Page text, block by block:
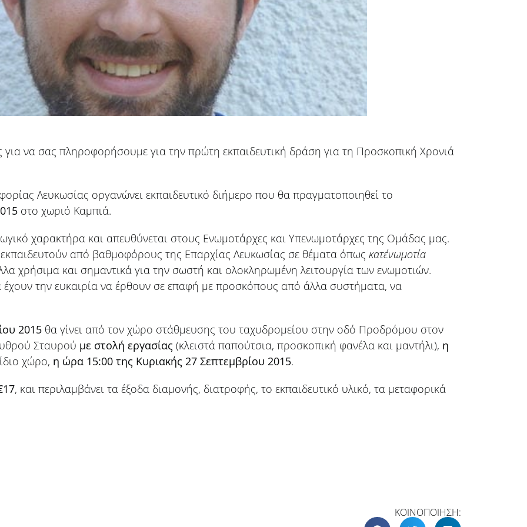
να σας πληροφορήσουμε για την πρώτη εκπαιδευτική δράση για τη Προσκοπική Χρονιά
Λευκωσίας οργανώνει εκπαιδευτικό διήμερο που θα πραγματοποιηθεί το
στο χωριό Καμπιά.
χαρακτήρα και απευθύνεται στους Ενωμοτάρχες και Υπενωμοτάρχες της Ομάδας μας.
από βαθμοφόρους της Επαρχίας Λευκωσίας σε θέματα όπως κατ΄ενωμοτία
χρήσιμα και σημαντικά για την σωστή και ολοκληρωμένη λειτουργία των ενωμοτιών.
την ευκαιρία να έρθουν σε επαφή με προσκόπους από άλλα συστήματα, να
2015 θα γίνει από τον χώρο στάθμευσης του ταχυδρομείου στην οδό Προδρόμου στον
Σταυρού με στολή εργασίας (κλειστά παπούτσια, προσκοπική φανέλα και μαντήλι), η
χώρο, η ώρα 15:00 της Κυριακής 27 Σεπτεμβρίου 2015.
, και περιλαμβάνει τα έξοδα διαμονής, διατροφής, το εκπαιδευτικό υλικό, τα μεταφορικά
ΚΟΙΝΟΠΟΙΗΣΗ: